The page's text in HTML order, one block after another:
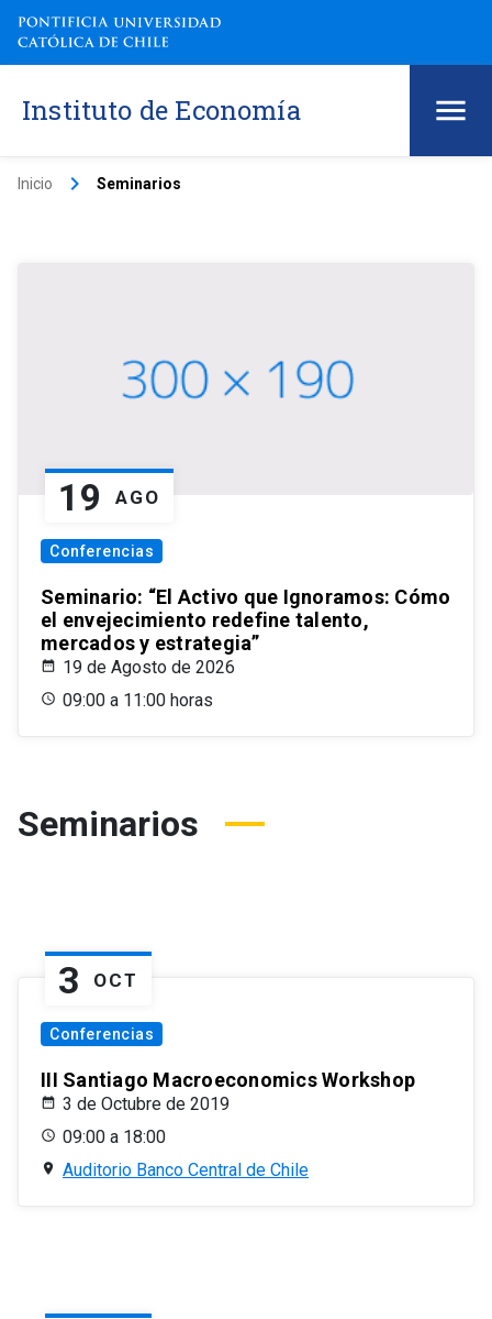
Instituto de Economía
Inicio keyboard_arrow_right Seminarios
19 AGO
Conferencias
Seminario: “El Activo que Ignoramos: Cómo
el envejecimiento redefine talento,
mercados y estrategia”
19 de Agosto de 2026
09:00 a 11:00 horas
Seminarios
3 OCT
Conferencias
III Santiago Macroeconomics Workshop
3 de Octubre de 2019
09:00 a 18:00
Auditorio Banco Central de Chile